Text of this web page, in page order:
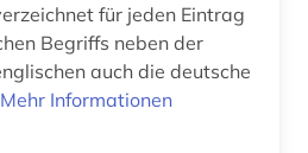
für jeden Eintrag
Begriffs neben der
auch die deutsche
Mehr Informationen